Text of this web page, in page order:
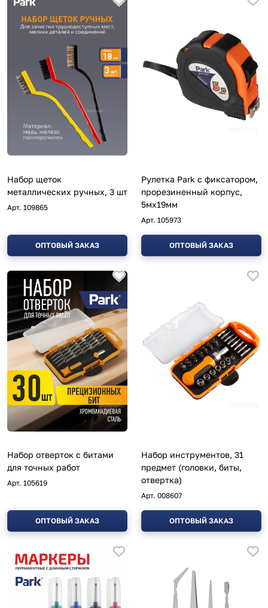
Набор щеток
металлических ручных, 3 шт
Арт. 109865
ОПТОВЫЙ ЗАКАЗ
Рулетка Park с фиксатором,
прорезиненный корпус,
5мx19мм
Арт. 105973
ОПТОВЫЙ ЗАКАЗ
Набор отверток с битами
для точных работ
Арт. 105619
ОПТОВЫЙ ЗАКАЗ
Набор инструментов, 31
предмет (головки, биты,
отвертка)
Арт. 008607
ОПТОВЫЙ ЗАКАЗ